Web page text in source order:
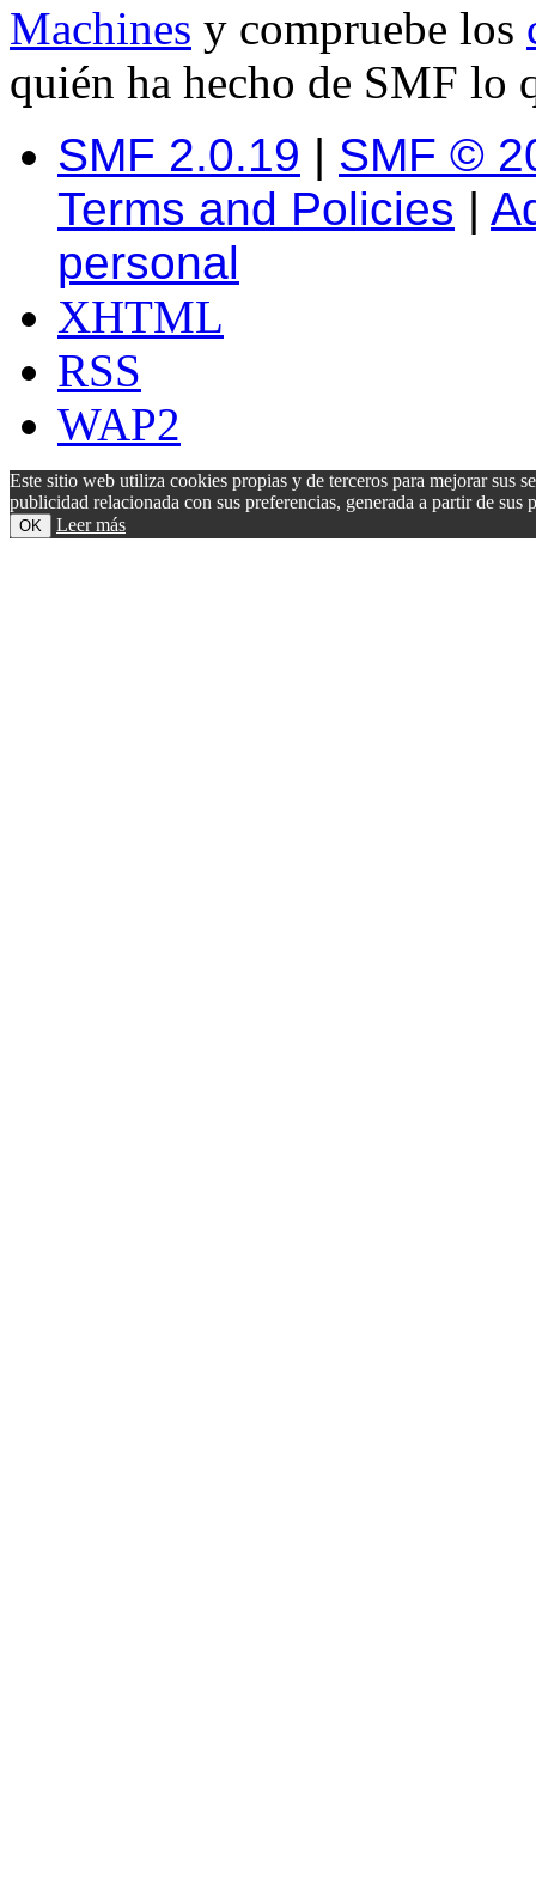
Machines y compruebe los
quién ha hecho de SMF lo
SMF 2.0.19 | SMF ©
Terms and Policies |
personal
XHTML
RSS
WAP2
Este sitio web utiliza cookies propias y de terceros para mejorar sus
publicidad relacionada con sus preferencias, generada a partir de
OK Leer más